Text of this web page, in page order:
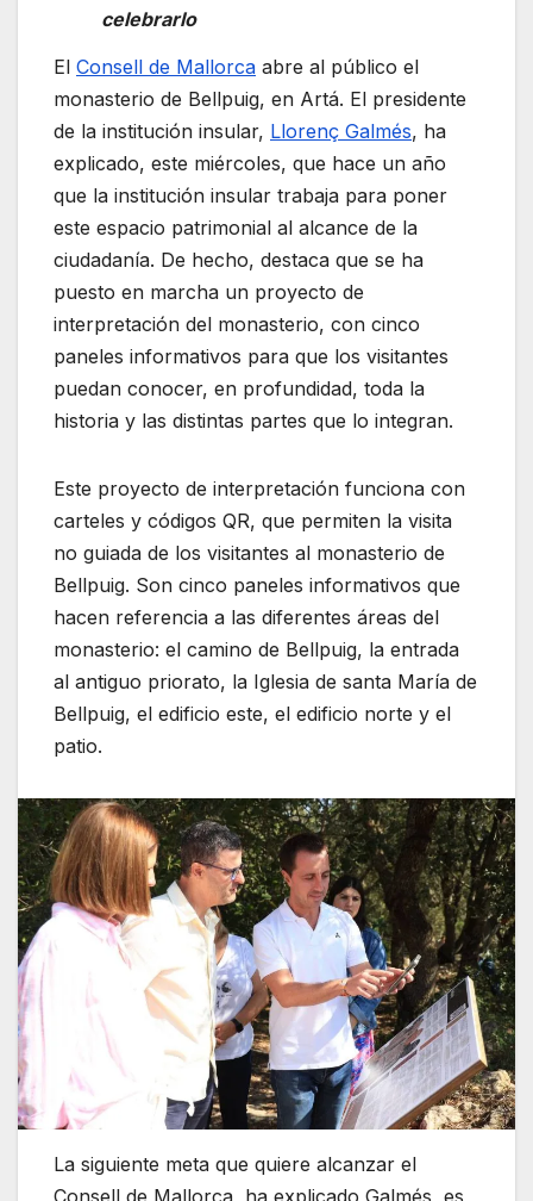
celebrarlo
El Consell de Mallorca abre al público el
monasterio de Bellpuig, en Artá. El presidente
de la institución insular, Llorenç Galmés, ha
explicado, este miércoles, que hace un año
que la institución insular trabaja para poner
este espacio patrimonial al alcance de la
ciudadanía. De hecho, destaca que se ha
puesto en marcha un proyecto de
interpretación del monasterio, con cinco
paneles informativos para que los visitantes
puedan conocer, en profundidad, toda la
historia y las distintas partes que lo integran.
Este proyecto de interpretación funciona con
carteles y códigos QR, que permiten la visita
no guiada de los visitantes al monasterio de
Bellpuig. Son cinco paneles informativos que
hacen referencia a las diferentes áreas del
monasterio: el camino de Bellpuig, la entrada
al antiguo priorato, la Iglesia de santa María de
Bellpuig, el edificio este, el edificio norte y el
patio.
La siguiente meta que quiere alcanzar el